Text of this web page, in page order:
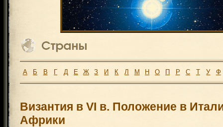
А Б В Г Д Е Ж З И К Л М Н О П Р С Т У Ф
Византия в VI в. Положение в
Африки